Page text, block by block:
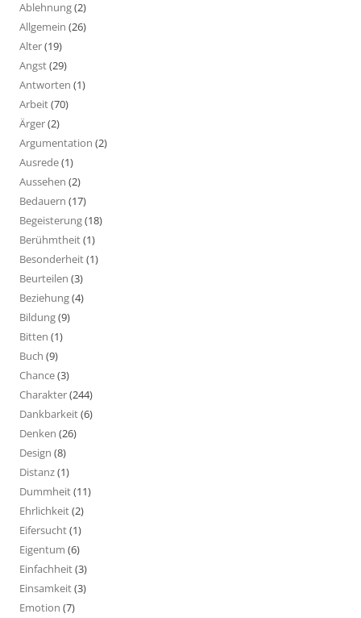
Ablehnung(2)
Allgemein (26)
Alter(19)
Angst(29)
Antworten (1)
Arbeit(70)
Ärger(2)
Argumentation (2)
Ausrede(1)
Aussehen (2)
Bedauern (17)
Begeisterung(18)
Berühmtheit(1)
Besonderheit(1)
Beurteilen (3)
Beziehung(4)
Bildung(9)
Bitten (1)
Buch (9)
Chance(3)
Charakter(244)
Dankbarkeit(6)
Denken (26)
Design (8)
Distanz(1)
Dummheit(11)
Ehrlichkeit(2)
Eifersucht(1)
Eigentum (6)
Einfachheit(3)
Einsamkeit(3)
Emotion (7)